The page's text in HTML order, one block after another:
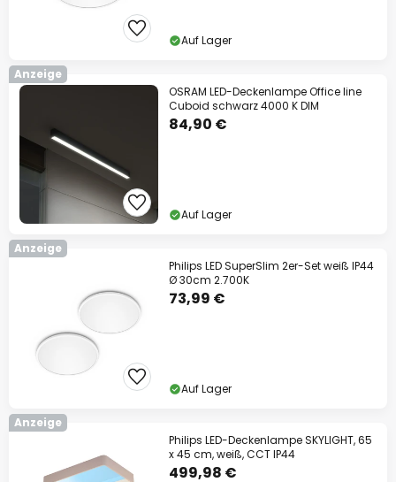
Auf Lager
Anzeige
OSRAM LED-Deckenlampe Office line
Cuboid schwarz 4000 K DIM
84,90 €
Auf Lager
Anzeige
Philips LED SuperSlim 2er-Set weiß IP44
Ø 30cm 2.700K
73,99 €
Auf Lager
Anzeige
Philips LED-Deckenlampe SKYLIGHT, 65
x 45 cm, weiß, CCT IP44
499,98 €